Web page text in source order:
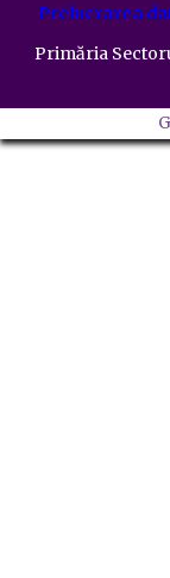
Prelucrarea
Primăria